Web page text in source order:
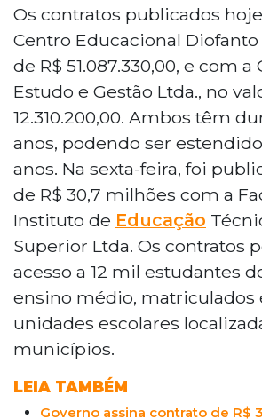
do Sul publicou contratos
instituições de ensino,
milhões em três
qualificação de alunos da
Os acordos beneficiarão 12
do 1º ano do ensino médio
de 64 municípios, com
de tecnologia, idiomas e
dentro do programa
inserção dos jovens no
trabalho.
Os contratos publicados
Centro Educacional Diofanto
de R$ 51.087.330,00, e com a
Estudo e Gestão Ltda., no
12.310.200,00. Ambos têm
anos, podendo ser
anos. Na sexta-feira, foi
de R$ 30,7 milhões com a
Instituto de Educação
Superior Ltda. Os contratos
acesso a 12 mil estudantes
ensino médio, matriculados
unidades escolares
municípios.
LEIA TAMBÉM
Governo assina contrato de R$